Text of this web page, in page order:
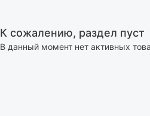
К сожалению, раздел пуст
В данный момент нет активных